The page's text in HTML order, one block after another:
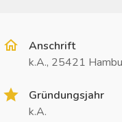
Anschrift
k.A., 25421
Gründungsjahr
k.A.